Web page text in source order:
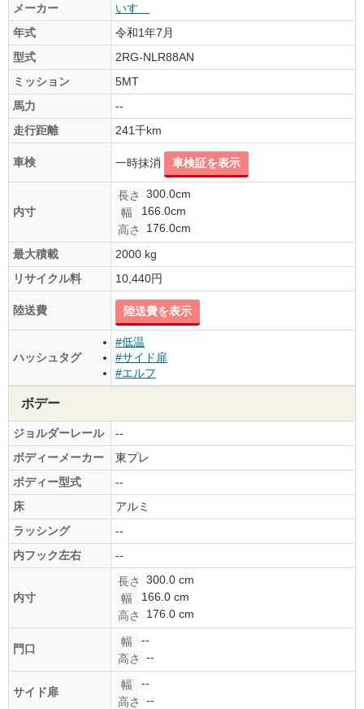
メーカー
いすゞ
年式
令和1年7月
型式
2RG-NLR88AN
ミッション
5MT
馬力
--
走行距離
241千km
車検 一時抹消 車検証を表示
内寸
長さ
300.0cm
幅
166.0cm
高さ
176.0cm
最大積載
2000 kg
リサイクル料
10,440円
陸送費 陸送費を表示
ハッシュタグ
#低温
#サイド扉
#エルフ
ボデー
ジョルダーレール
--
ボディーメーカー
東プレ
ボディー型式
--
床
アルミ
ラッシング
--
内フック左右
--
内寸
長さ
300.0 cm
幅
166.0 cm
高さ
176.0 cm
門口
幅
--
高さ
--
サイド扉
幅
--
高さ
--